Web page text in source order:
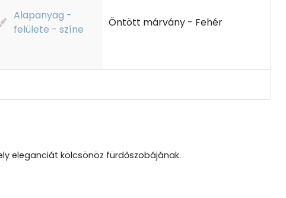
Alapanyag -
felülete - színe
Öntött márvány - Fehér
eleganciát kölcsönöz fürdőszobájának.